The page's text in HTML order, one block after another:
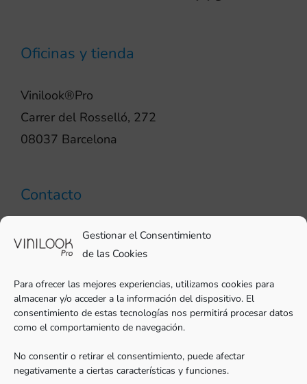
Gestionar el Consentimiento
de las Cookies
Para ofrecer las mejores experiencias, utilizamos cookies para
almacenar y/o acceder a la información del dispositivo. El
consentimiento de estas tecnologías nos permitirá procesar datos
como el comportamiento de navegación.
No consentir o retirar el consentimiento, puede afectar
negativamente a ciertas características y funciones.
Oficinas y tienda
Vinilook®Pro
Carrer del Rosselló, 272
08037 Barcelona
Contacto
pro@vinilook.es
Vinilos decorativos envinilook.net